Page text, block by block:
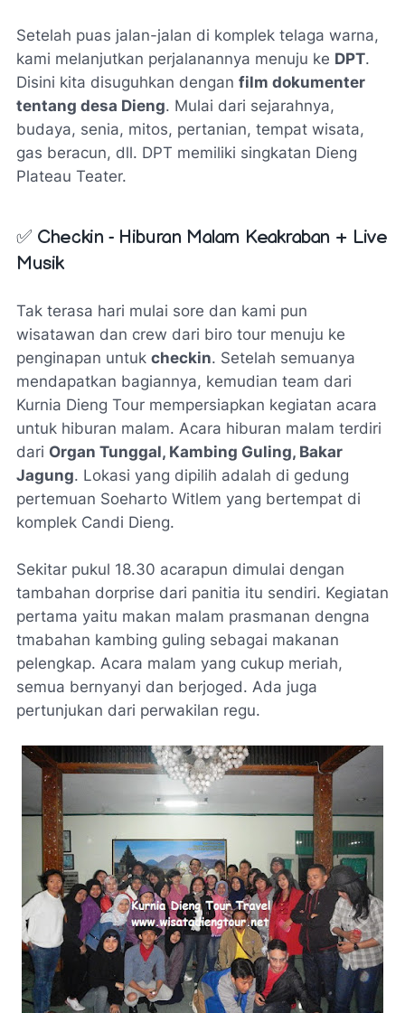
Setelah puas jalan-jalan di komplek telaga warna,
kami melanjutkan perjalanannya menuju ke DPT.
Disini kita disuguhkan dengan film dokumenter
tentang desa Dieng. Mulai dari sejarahnya,
budaya, senia, mitos, pertanian, tempat wisata,
gas beracun, dll. DPT memiliki singkatan Dieng
Plateau Teater.
✅ Checkin - Hiburan Malam Keakraban + Live
Musik
Tak terasa hari mulai sore dan kami pun
wisatawan dan crew dari biro tour menuju ke
penginapan untuk checkin. Setelah semuanya
mendapatkan bagiannya, kemudian team dari
Kurnia Dieng Tour mempersiapkan kegiatan acara
untuk hiburan malam. Acara hiburan malam terdiri
dari Organ Tunggal, Kambing Guling, Bakar
Jagung. Lokasi yang dipilih adalah di gedung
pertemuan Soeharto Witlem yang bertempat di
komplek Candi Dieng.
Sekitar pukul 18.30 acarapun dimulai dengan
tambahan dorprise dari panitia itu sendiri. Kegiatan
pertama yaitu makan malam prasmanan dengna
tmabahan kambing guling sebagai makanan
pelengkap. Acara malam yang cukup meriah,
semua bernyanyi dan berjoged. Ada juga
pertunjukan dari perwakilan regu.